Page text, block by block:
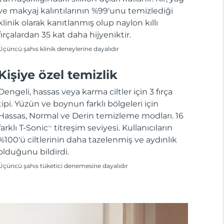
makyaj kalıntılarının %99'unu temizlediği
olarak kanıtlanmış olup naylon kıllı
35 kat daha hijyeniktir.
şahıs klinik deneylerine dayalıdır
özel temizlik
hassas veya karma ciltler için 3 fırça
Yüzün ve boynun farklı bölgeleri için
Normal ve Derin temizleme modları. 16
T-SonicTM
titreşim seviyesi. Kullanıcıların
ciltlerinin daha tazelenmiş ve aydınlık
bildirdi.
şahıs tüketici denemesine dayalıdır